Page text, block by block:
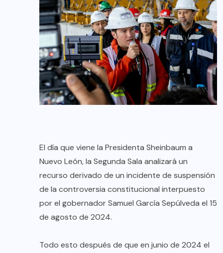
El día que viene la Presidenta Sheinbaum a
Nuevo León, la Segunda Sala analizará un
recurso derivado de un incidente de suspensión
de la controversia constitucional interpuesto
por el gobernador Samuel García Sepúlveda el 15
de agosto de 2024.
Todo esto después de que en junio de 2024 el